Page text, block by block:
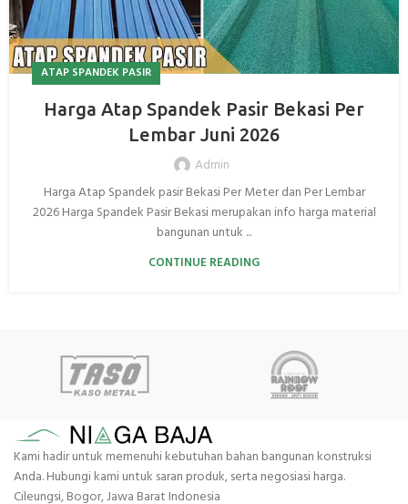
ATAP SPANDEK PASIR
Harga Atap Spandek Pasir Bekasi Per
Lembar Juni 2026
Admin
Harga Atap Spandek pasir Bekasi Per Meter dan Per Lembar
2026 Harga Spandek Pasir Bekasi merupakan info harga material
bangunan untuk ...
CONTINUE READING
Kami hadir untuk memenuhi kebutuhan bahan bangunan konstruksi
Anda. Hubungi kami untuk saran produk, serta negosiasi harga.
Cileungsi, Bogor, Jawa Barat Indonesia